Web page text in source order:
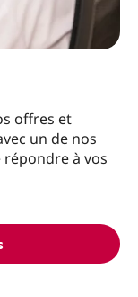
offres et
un de nos
à vos